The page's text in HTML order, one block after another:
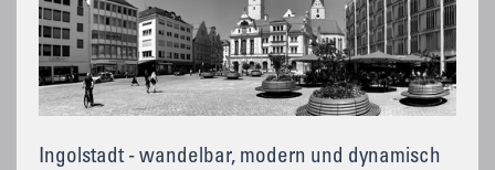
Ingolstadt - wandelbar, modern und dynamisch